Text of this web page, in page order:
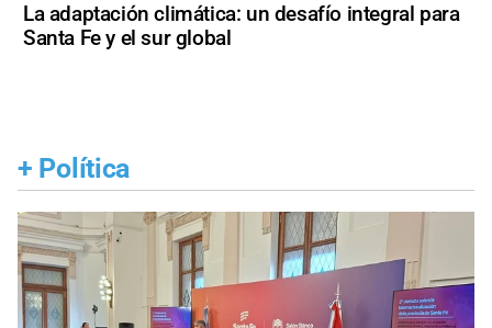
La adaptación climática: un desafío integral para
Santa Fe y el sur global
+ Política